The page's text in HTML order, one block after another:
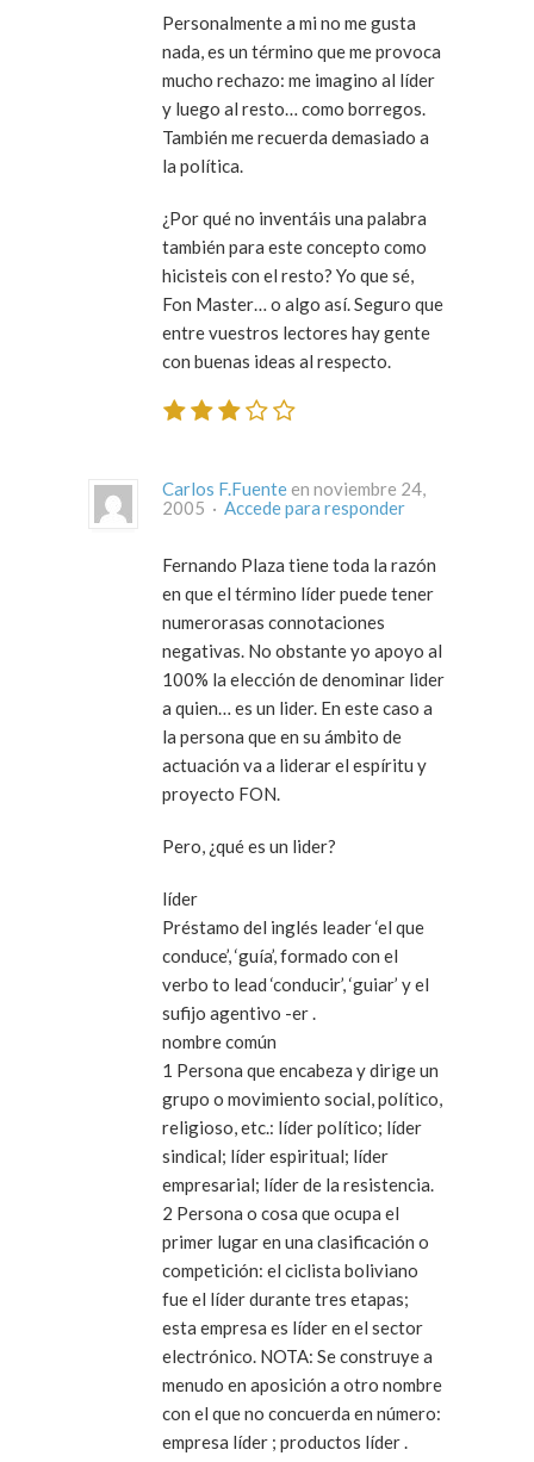
Personalmente a mi no me gusta
nada, es un término que me provoca
mucho rechazo: me imagino al líder
y luego al resto… como borregos.
También me recuerda demasiado a
la política.
¿Por qué no inventáis una palabra
también para este concepto como
hicisteis con el resto? Yo que sé,
Fon Master… o algo así. Seguro que
entre vuestros lectores hay gente
con buenas ideas al respecto.
Carlos F.Fuente en noviembre 24,
2005 · Accede para responder
Fernando Plaza tiene toda la razón
en que el término líder puede tener
numerorasas connotaciones
negativas. No obstante yo apoyo al
100% la elección de denominar lider
a quien… es un lider. En este caso a
la persona que en su ámbito de
actuación va a liderar el espíritu y
proyecto FON.
Pero, ¿qué es un lider?
líder
Préstamo del inglés leader ‘el que
conduce’, ‘guía’, formado con el
verbo to lead ‘conducir’, ‘guiar’ y el
sufijo agentivo -er .
nombre común
1 Persona que encabeza y dirige un
grupo o movimiento social, político,
religioso, etc.: líder político; líder
sindical; líder espiritual; líder
empresarial; líder de la resistencia.
2 Persona o cosa que ocupa el
primer lugar en una clasificación o
competición: el ciclista boliviano
fue el líder durante tres etapas;
esta empresa es líder en el sector
electrónico. NOTA: Se construye a
menudo en aposición a otro nombre
con el que no concuerda en número:
empresa líder ; productos líder .